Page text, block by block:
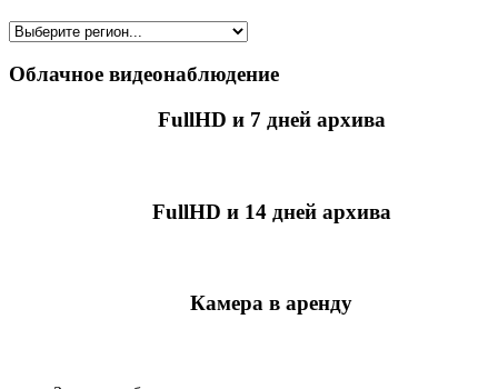
Облачное видеонаблюдение
FullHD и 7 дней архива
FullHD и 14 дней архива
Камера в аренду